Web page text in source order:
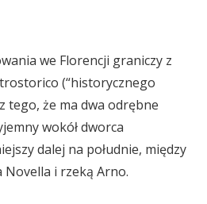
we Florencji graniczy z
(“historycznego
tego, że ma dwa odrębne
wokół dworca
dalej na południe, między
Novella i rzeką Arno.